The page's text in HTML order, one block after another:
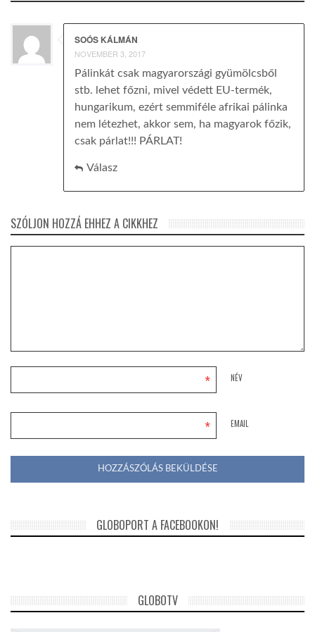
SOÓS KÁLMÁN
NOVEMBER 3, 2017
Pálinkát csak magyarországi gyümölcsből
stb. lehet főzni, mivel védett EU-termék,
hungarikum, ezért semmiféle afrikai pálinka
nem létezhet, akkor sem, ha magyarok főzik,
csak párlat!!! PÁRLAT!
Válasz
SZÓLJON HOZZÁ EHHEZ A CIKKHEZ
NÉV
*
EMAIL
*
GLOBOPORT A FACEBOOKON!
GLOBOTV